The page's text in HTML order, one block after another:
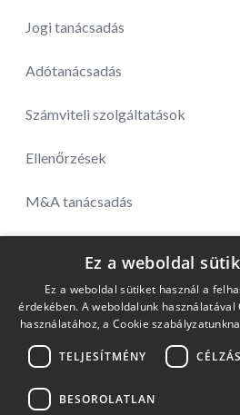
Jogi tanácsadás
Adótanácsadás
Számviteli szolgáltatások
Ellenőrzések
M&A tanácsadás
V4 Group
Rólunk
Hírek
Kapcsolat
Ez a weboldal
Ez a weboldal sütiket használ a
érdekében. A weboldalunk használatával
használatához, a Cookie
TELJESÍTMÉNY CÉLZÁS
BESOROLATLAN